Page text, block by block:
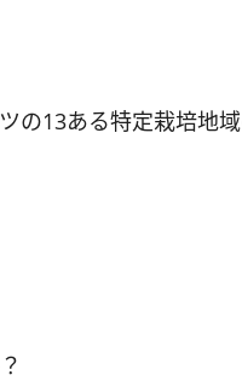
の13ある特定栽培地